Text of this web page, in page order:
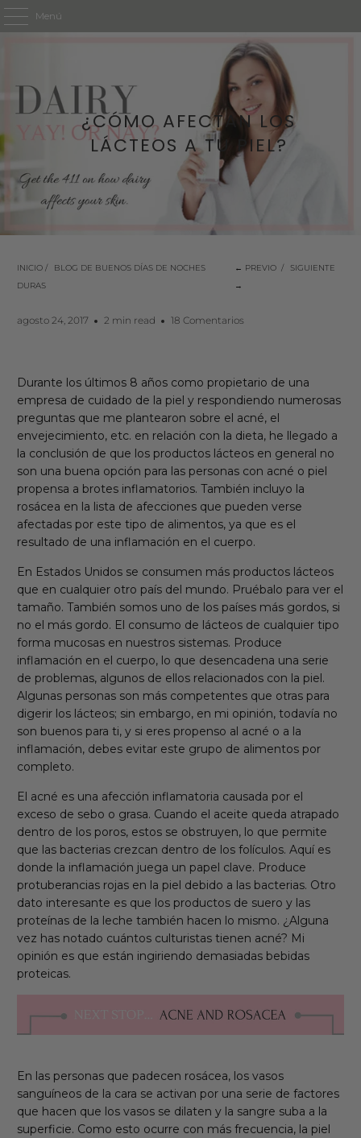
Menú
¿CÓMO AFECTAN LOS
LÁCTEOS A TU PIEL?
INICIO /
BLOG DE BUENOS DÍAS DE NOCHES
DURAS
← PREVIO /
SIGUIENTE
→
agosto 24, 2017 2 min read 18 Comentarios
Durante los últimos 8 años como propietario de una
empresa de cuidado de la piel y respondiendo numerosas
preguntas que me plantearon sobre el acné, el
envejecimiento, etc. en relación con la dieta, he llegado a
la conclusión de que los productos lácteos en general no
son una buena opción para las personas con acné o piel
propensa a brotes inflamatorios. También incluyo la
rosácea en la lista de afecciones que pueden verse
afectadas por este tipo de alimentos, ya que es el
resultado de una inflamación en el cuerpo.
En Estados Unidos se consumen más productos lácteos
que en cualquier otro país del mundo. Pruébalo para ver el
tamaño. También somos uno de los países más gordos, si
no el más gordo. El consumo de lácteos de cualquier tipo
forma mucosas en nuestros sistemas. Produce
inflamación en el cuerpo, lo que desencadena una serie
de problemas, algunos de ellos relacionados con la piel.
Algunas personas son más competentes que otras para
digerir los lácteos; sin embargo, en mi opinión, todavía no
son buenos para ti, y si eres propenso al acné o a la
inflamación, debes evitar este grupo de alimentos por
completo.
El acné es una afección inflamatoria causada por el
exceso de sebo o grasa. Cuando el aceite queda atrapado
dentro de los poros, estos se obstruyen, lo que permite
que las bacterias crezcan dentro de los folículos. Aquí es
donde la inflamación juega un papel clave. Produce
protuberancias rojas en la piel debido a las bacterias. Otro
dato interesante es que los productos de suero y las
proteínas de la leche también hacen lo mismo. ¿Alguna
vez has notado cuántos culturistas tienen acné? Mi
opinión es que están ingiriendo demasiadas bebidas
proteicas.
En las personas que padecen rosácea, los vasos
sanguíneos de la cara se activan por una serie de factores
que hacen que los vasos se dilaten y la sangre suba a la
superficie. Como esto ocurre con más frecuencia, la piel